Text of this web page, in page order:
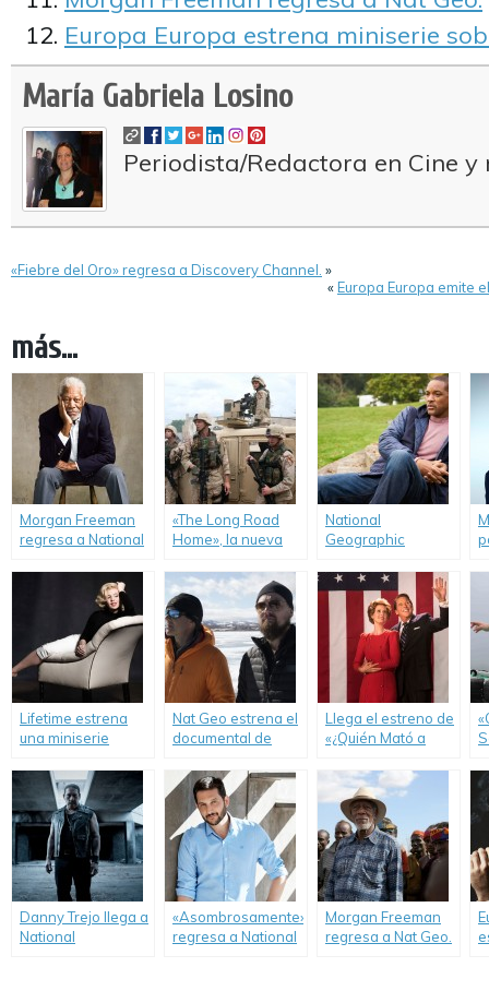
Europa Europa estrena miniserie
María Gabriela Losino
Periodista/Redactora en Cine y
«Fiebre del Oro» regresa a Discovery Channel. »
«Europa Europa emite
más...
Morgan Freeman
regresa a National
«The Long Road
Home», la nueva
Geographic.
National
Geographic
Strange Rock».
Lifetime estrena
una miniserie
Monroe.
Nat Geo estrena el
documental de
sobre el cambio
climático.
Llega el estreno de
«¿Quién Mató a
Danny Trejo llega a
National
«Asombrosamente»
regresa a National
Morgan Freeman
regresa a Nat Geo.